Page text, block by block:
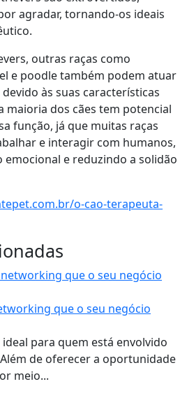
agradar, tornando-os ideais
outras raças como
e poodle também podem atuar
às suas características
maioria dos cães tem potencial
função, já que muitas raças
e interagir com humanos,
e reduzindo a solidão
o-cao-terapeuta-
que o seu negócio
para quem está envolvido
de oferecer a oportunidade
meio...